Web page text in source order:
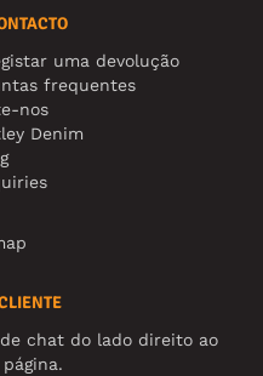
uma devolução
frequentes
nos
Denim
chat do lado direito ao